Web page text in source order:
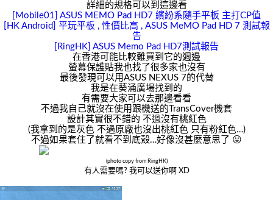
詳細的規格可以到這邊看
[Mobile01] ASUS MEMO Pad HD7 繽紛系隨手平板 主打CP值
[HK Android] 平玩平板 , 性價比高 , ASUS MeMO Pad HD 7 測試報
告
[RingHK] ASUS Memo Pad HD7測試報告
在香港可能比較難買到它的週邊
螢幕保護貼我也找了很多家也沒有
最後發現可以用ASUS NEXUS 7的代替
我是在葵涌廣場找到的
有需要大家可以去那邊看看
不過我自己就沒在使用跟機送的TransCover機套
設計其實很不錯的 不過沒有桃紅色
(我拿到的是灰色 不過原廠也沒出桃紅色 只有粉紅色…)
不過如果套住了就看不到底殼…好像沒甚麼意思了 😛
(photo copy from RingHK)
有人需要嗎? 我可以送你啊 XD